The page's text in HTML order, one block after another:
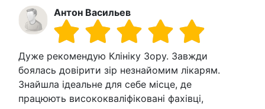
Антон Васильев
Дуже рекомендую Клініку Зору. Завжди
боялась довірити зір незнайомим лікарям.
Знайшла ідеальне для себе місце, де
працюють висококваліфіковані фахівці,